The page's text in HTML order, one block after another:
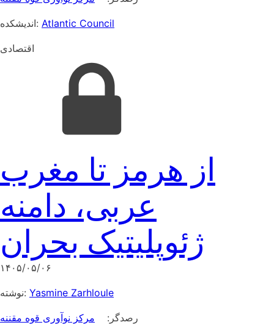
اندیشکده: Atlantic Council
اقتصادی
از هرمز تا مغرب
عربی، دامنه
ژئوپلیتیک بحران
۱۴۰۵/۰۵/۰۶
نوشته: Yasmine Zarhloule
رصدگر: مرکز نوآوری قوه مقننه